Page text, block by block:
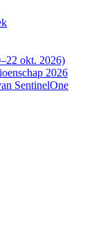
okt. 2026)
2026
SentinelOne